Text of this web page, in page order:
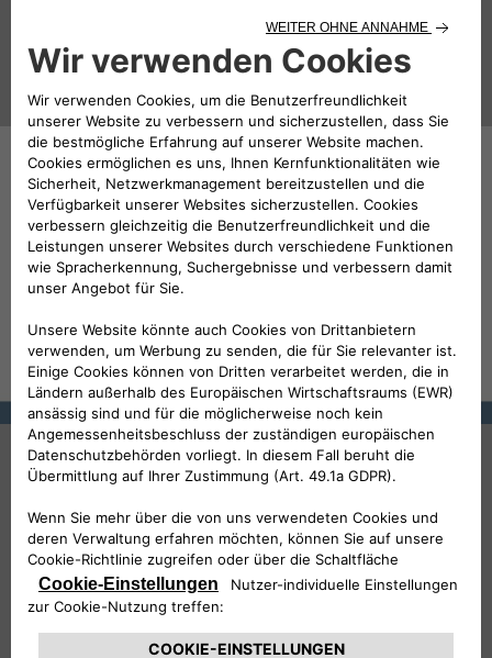
1907
Lancia, ein Auto mit dem Großbuchstaben
L
1907
Das erste Markenzeichen der Geschichte Lancia
– präsentiert im Jahr 1907 – ist sehr einfach und
essenziell. DerName „Lancia“ist in großer
Blockschrift in Weiß geschrieben und befindet
sich auf eckigem und dunklen Hintergrund. Die